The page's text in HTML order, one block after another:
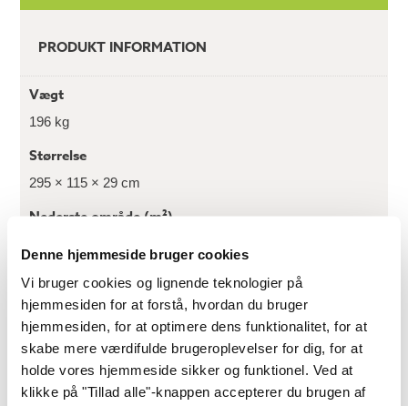
Denne hjemmeside bruger cookies
Vi bruger cookies og lignende teknologier på
hjemmesiden for at forstå, hvordan du bruger
hjemmesiden, for at optimere dens funktionalitet, for at
skabe mere værdifulde brugeroplevelser for dig, for at
holde vores hjemmeside sikker og funktionel. Ved at
klikke på "Tillad alle"-knappen accepterer du brugen af
PRODUKT INFORMATION
Vægt
196 kg
Størrelse
295 × 115 × 29 cm
Nederste område (m²)
Bundmål (mm x mm)
2000 x 1200
Vægtykkelse (mm)
28
Sidevæg højde (mm)